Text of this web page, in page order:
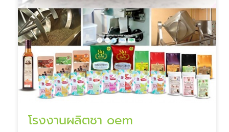
โรงงานผลิตชา oem